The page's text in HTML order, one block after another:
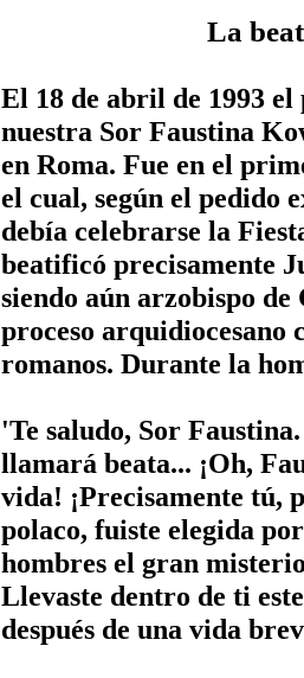
La
El 18 de abril de 1993
nuestra Sor Faustina
en Roma. Fue en el
el cual, según el pedido
debía celebrarse la
beatificó precisamente
siendo aún arzobispo
proceso arquidiocesano
romanos. Durante la
'Te saludo, Sor
llamará beata... ¡Oh,
vida! ¡Precisamente tú,
polaco, fuiste elegida
hombres el gran
Llevaste dentro de ti
después de una vida